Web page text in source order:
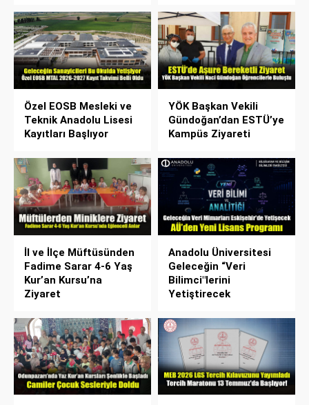
Özel EOSB Mesleki ve
Teknik Anadolu Lisesi
Kayıtları Başlıyor
YÖK Başkan Vekili
Gündoğan’dan ESTÜ’ye
Kampüs Ziyareti
İl ve İlçe Müftüsünden
Fadime Sarar 4-6 Yaş
Kur’an Kursu’na
Ziyaret
Anadolu Üniversitesi
Geleceğin “Veri
Bilimci"lerini
Yetiştirecek